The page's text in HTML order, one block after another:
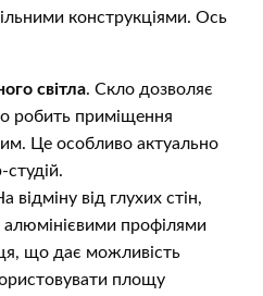
конструкціями. Ось
світла. Скло дозволяє
робить приміщення
Це особливо актуально
студій.
відміну від глухих стін,
алюмінієвими профілями
що дає можливість
площу